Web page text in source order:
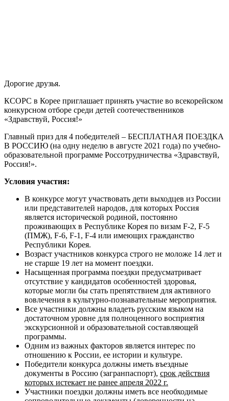
Дорогие друзья.
КСОРС в Корее приглашает принять участие во всекорейском
конкурсном отборе среди детей соотечественников
«Здравствуй, Россия!»
Главный приз для 4 победителей – БЕСПЛАТНАЯ ПОЕЗДКА
В РОССИЮ (на одну неделю в августе 2021 года) по учебно-
образовательной программе Россотрудничества «Здравствуй,
Россия!».
Условия участия:
В конкурсе могут участвовать дети выходцев из России
или представителей народов, для которых Россия
является исторической родиной, постоянно
проживающих в Республике Корея по визам F-2, F-5
(ПМЖ), F-6, F-1, F-4 или имеющих гражданство
Республики Корея.
Возраст участников конкурса строго не моложе 14 лет и
не старше 19 лет на момент поездки.
Насыщенная программа поездки предусматривает
отсутствие у кандидатов особенностей здоровья,
которые могли бы стать препятствием для активного
вовлечения в культурно-познавательные мероприятия.
Все участники должны владеть русским языком на
достаточном уровне для полноценного восприятия
экскурсионной и образовательной составляющей
программы.
Одним из важных факторов является интерес по
отношению к России, ее истории и культуре.
Победители конкурса должны иметь въездные
документы в Россию (загранпаспорт), срок действия
которых истекает не ранее апреля 2022 г.
Участники поездки должны иметь все необходимые